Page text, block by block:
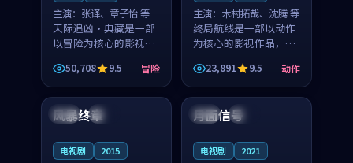
主演： 张译、章子怡 等
天际追凶·典藏是一部
以冒险为核心的影视作
品，围绕危机、反转与
人物成长展开，整体节
奏紧凑，值得推荐观
看。
50,708 9.5 冒险
主演： 木村拓哉、沈腾 等
终局航线是一部以动作
为核心的影视作品，围
绕危机、反转与人物成
长展开，整体节奏紧
凑，值得推荐观看。
23,891 9.5 动作
泰国 独播
风暴终章
电视剧 2015
中国 高分
月面信号
电视剧 2021